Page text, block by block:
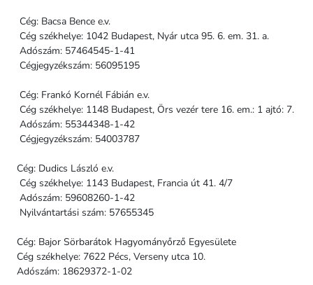
Cég: Bacsa Bence e.v.
Cég székhelye: 1042 Budapest, Nyár utca 95. 6. em. 31. a.
Adószám: 57464545-1-41
Cégjegyzékszám: 56095195
Cég: Frankó Kornél Fábián e.v.
Cég székhelye: 1148 Budapest, Örs vezér tere 16. em.: 1 ajtó: 7.
Adószám: 55344348-1-42
Cégjegyzékszám: 54003787
Cég: Dudics László e.v.
Cég székhelye: 1143 Budapest, Francia út 41. 4/7
Adószám: 59608260-1-42
Nyilvántartási szám: 57655345
Cég: Bajor Sörbarátok Hagyományőrző Egyesülete
Cég székhelye: 7622 Pécs, Verseny utca 10.
Adószám: 18629372-1-02